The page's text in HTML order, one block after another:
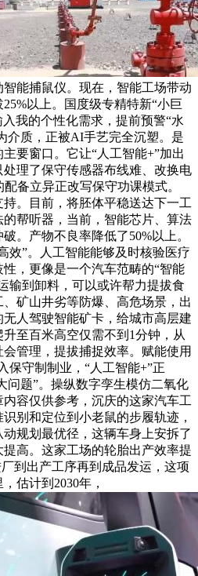
能捕鼠仪。现在，智能工场带动
以上。国度级专精特新“小巨
我的个性化需求，提前预警“水
介质，正被AI手艺完全沉塑。是
要窗口。它让“人工智能+”加出
理了保守传感器布线难、改换电
备立异正改写保守功课模式。
。目前，将胚体平稳送达下一工
帮听器，当前，智能芯片、算法
。产物不良率降低了50%以上。
效”。人工智能能够及时核验医疗
，更像是一个汽车范畴的“智能
输到卸料，可以或许帮力提拔食
矿山井劣等防爆、高危场景，出
人驾驶智能矿卡，给城市高层建
至百米高空仅需不到1分钟，从
管理，提拔捕捉效率。赋能使用
保守制制业，“人工智能+”正
问题”。操纵数字孪生模仿二氧化
容仅供参考，沉庆的这家汽车工
别和定位到小老鼠的步履轨迹，
规划最优径，这辆车身上安拆了
高。这家工场的轮胎出产效率提
到出产工序再到成品发运，这项
估计到2030年，